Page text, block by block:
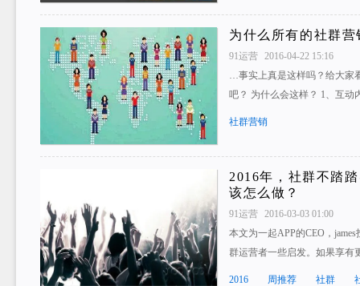
为什么所有的社群
91运营 2016-04-22 15:16
…事实上真是这样吗？给大家
吧？ 为什么会这样？ 1、互
社群营销
2016年，社群不踏
该怎么做？
91运营 2016-03-03 01:00
本文为一起APP的CEO，
群运营者一些启发。如果享
2016 周推荐 社群